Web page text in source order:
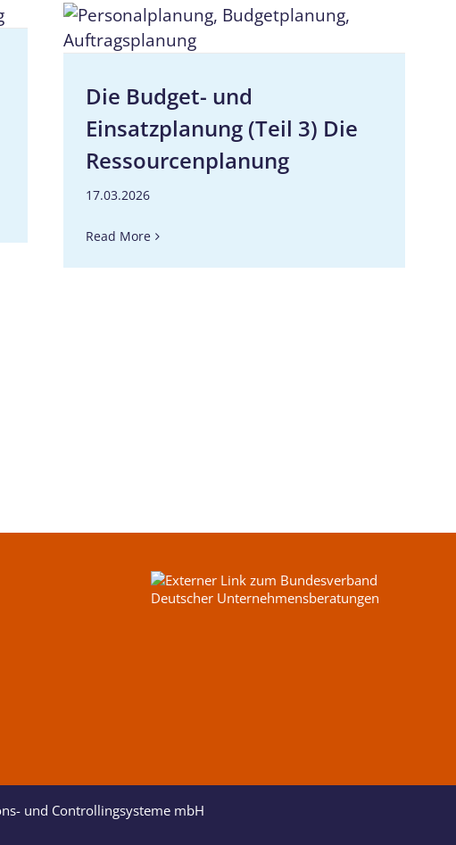
Die Budget- und
Einsatzplanung (Teil 3) Die
Ressourcenplanung
17.03.2026
Read More
und Controllingsysteme mbH